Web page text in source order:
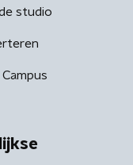
studio
Campus